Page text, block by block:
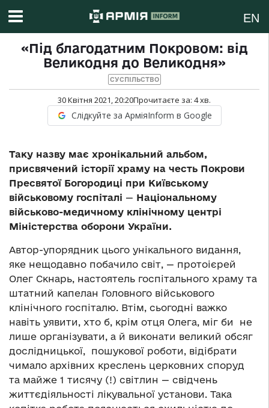
EN
«Під благодатним Покровом: від
Великодня до Великодня»
СУСПІЛЬСТВО
30 Квітня 2021, 20:20Прочитаєте за: 4хв.
Слідкуйте за АрміяInform в Google
Таку назву має хронікальний альбом,
присвячений історії храму на честь Покрови
Пресвятої Богородиці при Київському
військовому госпіталі — Національному
військово-медичному клінічному центрі
Міністерства оборони України.
Автор-упорядник цього унікального видання,
яке нещодавно побачило світ, — протоієрей
Олег Скнарь, настоятель госпітального храму та
штатний капелан Головного військового
клінічного госпіталю. Втім, сьогодні важко
навіть уявити, хто б, крім отця Олега, міг би не
лише організувати, а й виконати великий обсяг
дослідницької, пошукової роботи, відібрати
чимало архівних креслень церковних споруд
та майже 1 тисячу (!) світлин — свідчень
життєдіяльності лікувальної установи. Така